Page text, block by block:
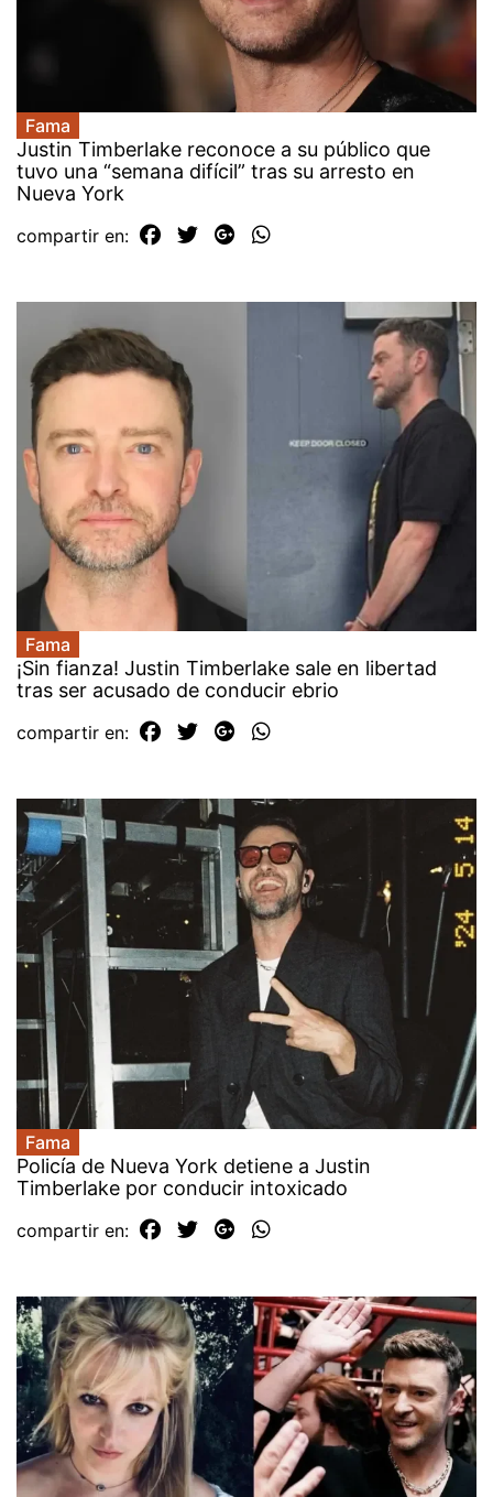
Fama
Justin Timberlake reconoce a su público que
tuvo una “semana difícil” tras su arresto en
Nueva York
compartir en:
Fama
¡Sin fianza! Justin Timberlake sale en libertad
tras ser acusado de conducir ebrio
compartir en:
Fama
Policía de Nueva York detiene a Justin
Timberlake por conducir intoxicado
compartir en: